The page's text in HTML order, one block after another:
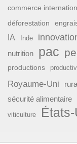
commerce
déforestation
IA Inde
nutrition pac
productions
Royaume-Uni
sécurité alimentaire
viticulture